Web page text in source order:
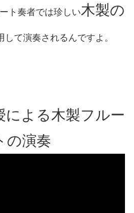
ト奏者では珍しい木製の
して演奏されるんですよ。
による木製フルー
の演奏